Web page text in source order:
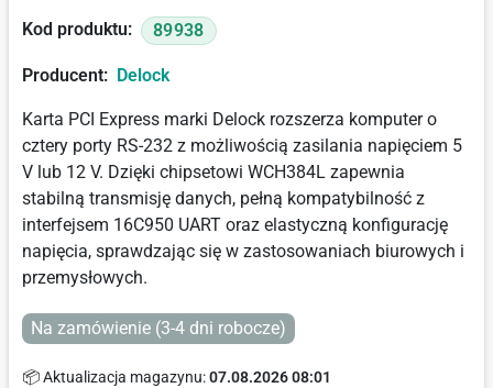
Kod produktu: 89938
Producent: Delock
Karta PCI Express marki Delock rozszerza komputer o
cztery porty RS-232 z możliwością zasilania napięciem 5
V lub 12 V. Dzięki chipsetowi WCH384L zapewnia
stabilną transmisję danych, pełną kompatybilność z
interfejsem 16C950 UART oraz elastyczną konfigurację
napięcia, sprawdzając się w zastosowaniach biurowych i
przemysłowych.
Na zamówienie (3-4 dni robocze)
📦 Aktualizacja magazynu:07.08.2026 08:01